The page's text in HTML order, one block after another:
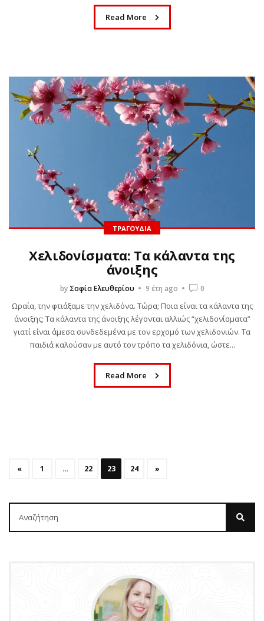
Read More
ΤΡΑΓΟΎΔΙΑ
Χελιδονίσματα: Τα κάλαντα της
άνοιξης
by Σοφία Ελευθερίου 9 έτη ago 0
Ωραία, την φτιάξαμε την χελιδόνα. Τώρα; Ποια είναι τα κάλαντα της
άνοιξης; Τα κάλαντα της άνοιξης λέγονται αλλιώς “χελιδονίσματα”
γιατί είναι άμεσα συνδεδεμένα με τον ερχομό των χελιδονιών. Τα
παιδιά καλούσαν με αυτό τον τρόπο τα χελιδόνια, ώστε...
Read More
« 1 … 22 23 24 »
MURDLE JR.: Έξυπνα
παιδιά, εκδόσεις
Ψυχογιός
Σοφία Ελευθερίου 1 έτος ago 0
Πόσες φορές έχετε ακούσει το “Βαριέμαι” αυτό το καλοκαίρι;
Ανάμεσα σε παραλίες και ζεστά ήσυχα μεσημέρια, έρχεται
πάντα εκείνη η στιγμή που το παιδί σου ψάχνει
απεγνωσμένα κάτι να κάνει....